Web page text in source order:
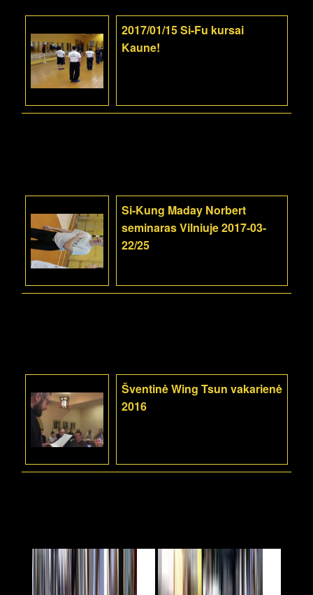
2017/01/15 Si-Fu kursai
Kaune!
Si-Kung Maday Norbert
seminaras Vilniuje 2017-03-
22/25
Šventinė Wing Tsun vakarienė
2016